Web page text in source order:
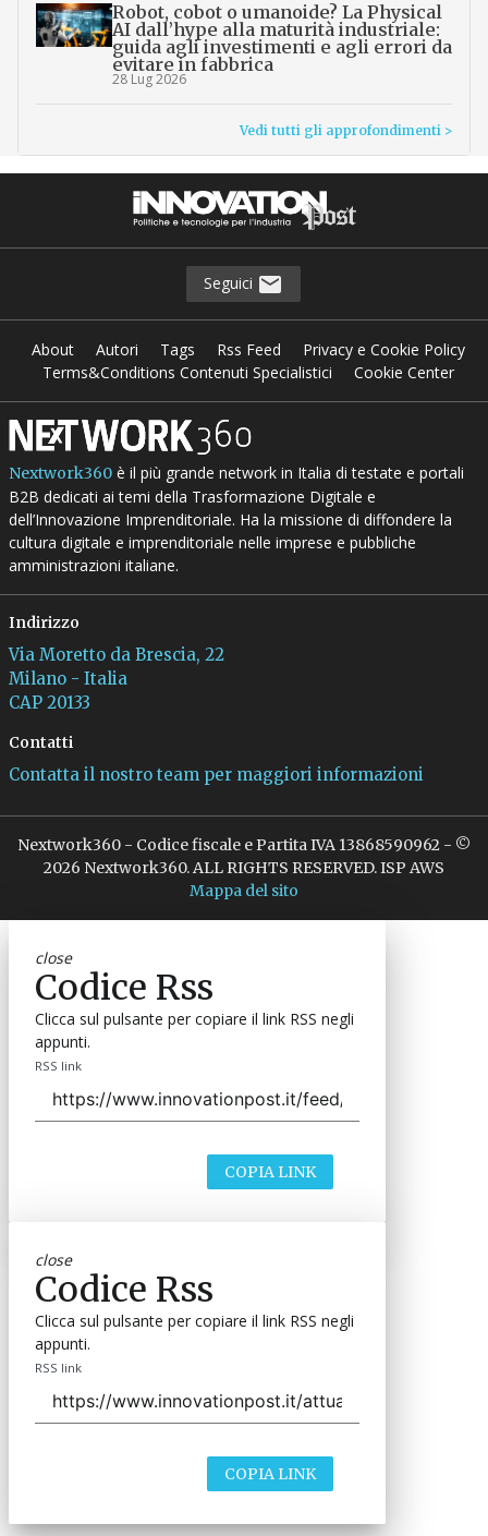
Robot, cobot o umanoide? La Physical
AI dall’hype alla maturità industriale:
guida agli investimenti e agli errori da
evitare in fabbrica
28 Lug 2026
Vedi tutti gli approfondimenti >
Seguici
About Autori Tags Rss Feed
Privacy e Cookie Policy
Terms&Conditions Contenuti Specialistici
Cookie Center
Nextwork360è il più grande network in Italia di testate e portali
B2B dedicati ai temi della Trasformazione Digitale e
dell’Innovazione Imprenditoriale. Ha la missione di diffondere la
cultura digitale e imprenditoriale nelle imprese e pubbliche
amministrazioni italiane.
Indirizzo
Via Moretto da Brescia, 22
Milano - Italia
CAP 20133
Contatti
Contatta il nostro team per maggiori informazioni
Nextwork360 - Codice fiscale e Partita IVA 13868590962 - ©
2026 Nextwork360. ALL RIGHTS RESERVED. ISP AWS
Mappa del sito
close
Codice Rss
Clicca sul pulsante per copiare il link RSS negli
appunti.
RSS link
COPIA LINK
close
Codice Rss
Clicca sul pulsante per copiare il link RSS negli
appunti.
RSS link
COPIA LINK